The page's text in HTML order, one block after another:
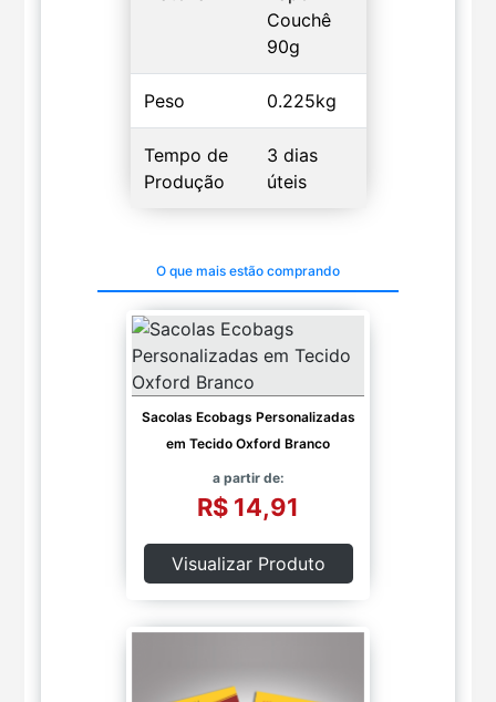
Couchê
90g
Peso 0.225kg
Tempo de
Produção
3 dias
úteis
O que mais estão comprando
Sacolas Ecobags Personalizadas
em Tecido Oxford Branco
a partir de:
R$ 14,91
Visualizar Produto